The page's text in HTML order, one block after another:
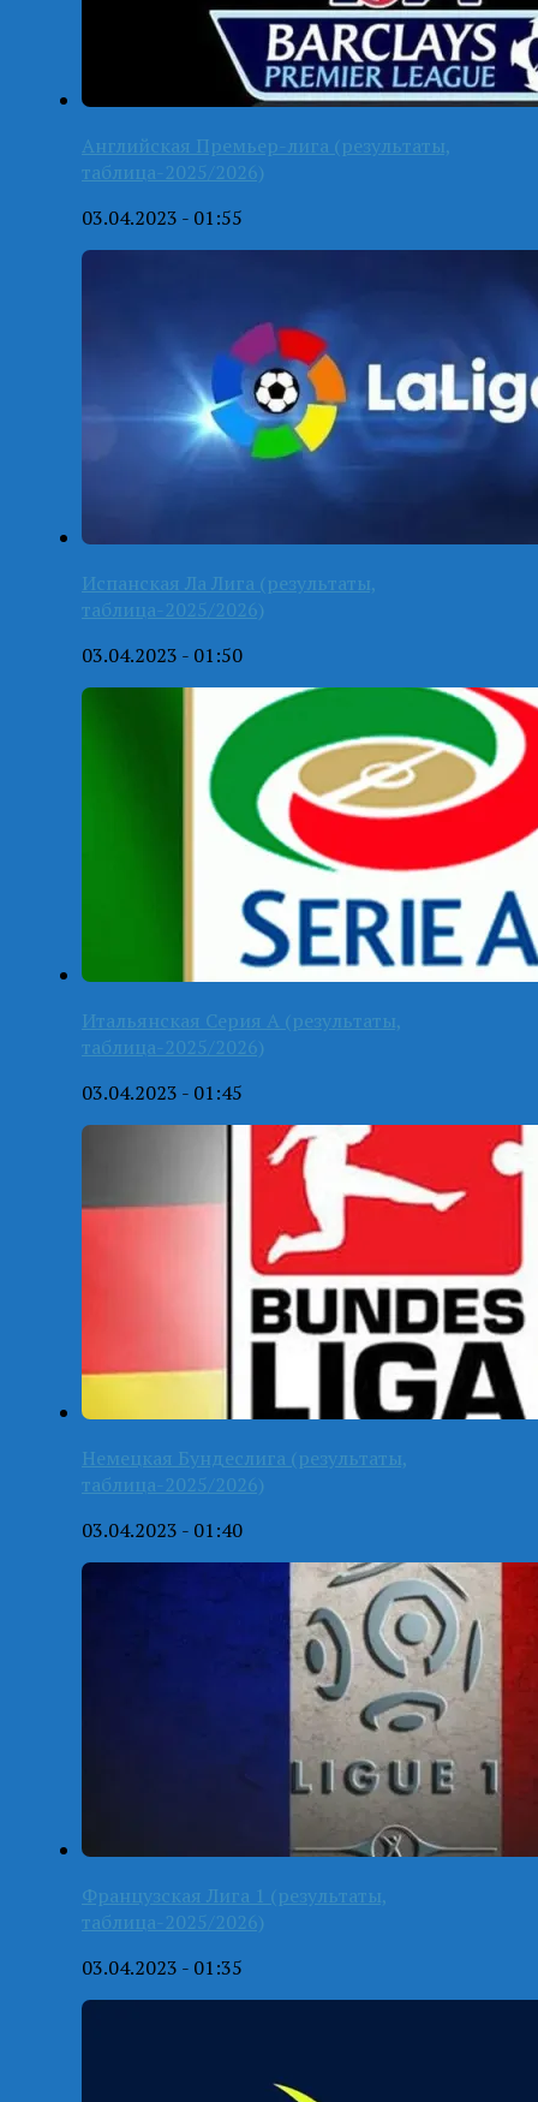
Английская Премьер-лига (результаты,
таблица-2025/2026)
03.04.2023 - 01:55
Испанская Ла Лига (результаты,
таблица-2025/2026)
03.04.2023 - 01:50
Итальянская Серия А (результаты,
таблица-2025/2026)
03.04.2023 - 01:45
Немецкая Бундеслига (результаты,
таблица-2025/2026)
03.04.2023 - 01:40
Французская Лига 1 (результаты,
таблица-2025/2026)
03.04.2023 - 01:35